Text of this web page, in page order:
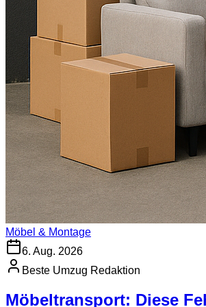
Möbel & Montage
6. Aug. 2026
Beste Umzug Redaktion
Möbeltransport: Diese